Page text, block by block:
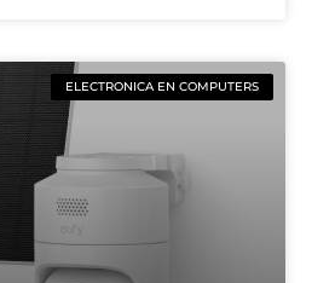
ELECTRONICA EN COMPUTERS